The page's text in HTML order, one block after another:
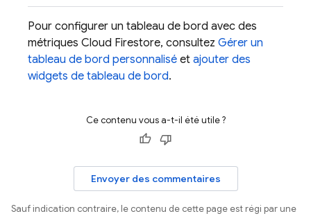
Pour configurer un tableau de bord avec des
métriques Cloud Firestore, consultez Gérer un
tableau de bord personnalisé et ajouter des
widgets de tableau de bord.
Ce contenu vous a-t-il été utile ?
Envoyer des commentaires
Sauf indication contraire, le contenu de cette page est régi par une